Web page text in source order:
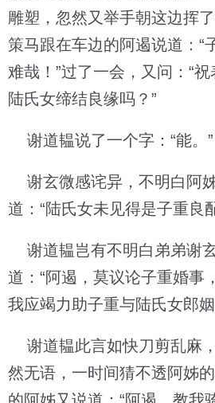
雕塑，忽然又举手朝这边挥
策马跟在车边的阿遏说道：“
难哉！”过了一会，又问：“
陆氏女缔结良缘吗？”
谢道韫说了一个字：“能。”
谢玄微感诧异，不明白阿
道：“陆氏女未见得是子重
谢道韫岂有不明白弟弟谢
道：“阿遏，莫议论子重婚事
我应竭力助子重与陆氏女郎
谢道韫此言如快刀剪乱麻
然无语，一时间猜不透阿姊